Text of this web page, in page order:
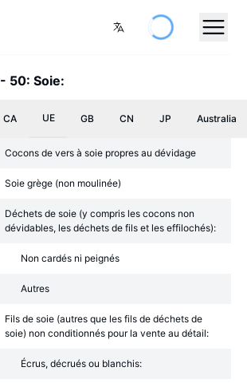
- 50: Soie:
CA UE GB CN JP Australia
Cocons de vers à soie propres au dévidage
Soie grège (non moulinée)
Déchets de soie (y compris les cocons non
dévidables, les déchets de fils et les effilochés):
Non cardés ni peignés
Autres
Fils de soie (autres que les fils de déchets de
soie) non conditionnés pour la vente au détail:
Écrus, décrués ou blanchis: